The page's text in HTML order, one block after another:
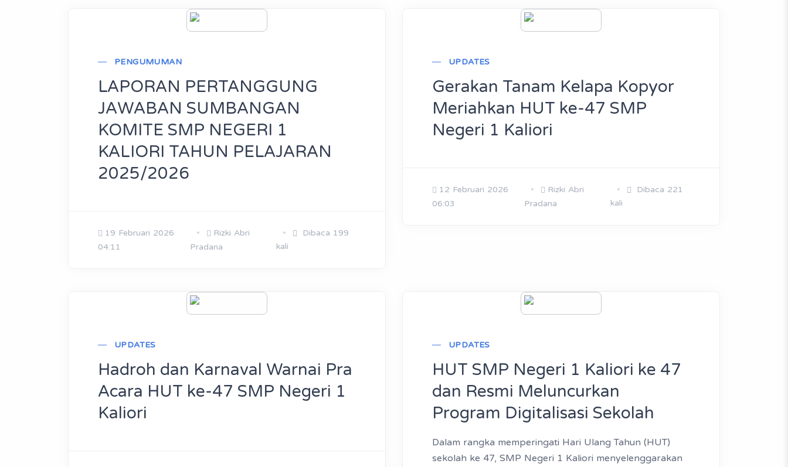
PENGUMUMAN
LAPORAN PERTANGGUNG
JAWABAN SUMBANGAN
KOMITE SMP NEGERI 1
KALIORI TAHUN PELAJARAN
2025/2026
19 Februari 2026
04:11
Rizki Abri
Pradana
Dibaca 199
kali
UPDATES
Gerakan Tanam Kelapa Kopyor
Meriahkan HUT ke-47 SMP
Negeri 1 Kaliori
12 Februari 2026
06:03
Rizki Abri
Pradana
Dibaca 221
kali
UPDATES
Hadroh dan Karnaval Warnai Pra
Acara HUT ke-47 SMP Negeri 1
Kaliori
UPDATES
HUT SMP Negeri 1 Kaliori ke 47
dan Resmi Meluncurkan
Program Digitalisasi Sekolah
Dalam rangka memperingati Hari Ulang Tahun (HUT)
sekolah ke 47, SMP Negeri 1 Kaliori menyelenggarakan